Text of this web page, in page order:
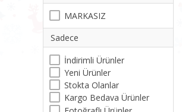
MARKASIZ
Sadece
İndirimli Ürünler
Yeni Ürünler
Stokta Olanlar
Kargo Bedava Ürünler